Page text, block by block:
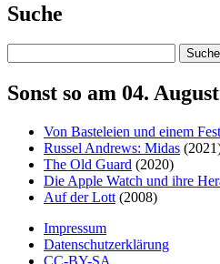
Suche
Sonst so am 04. August
Von Basteleien und einem
Russel Andrews: Midas
The Old Guard (2020)
Die Apple Watch und ihre
Auf der Lott (2008)
Impressum
Datenschutzerklärung